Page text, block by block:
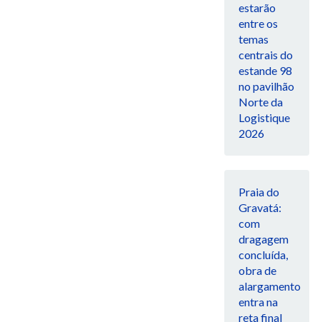
estarão
entre os
temas
centrais do
estande 98
no pavilhão
Norte da
Logistique
2026
Praia do
Gravatá:
com
dragagem
concluída,
obra de
alargamento
entra na
reta final